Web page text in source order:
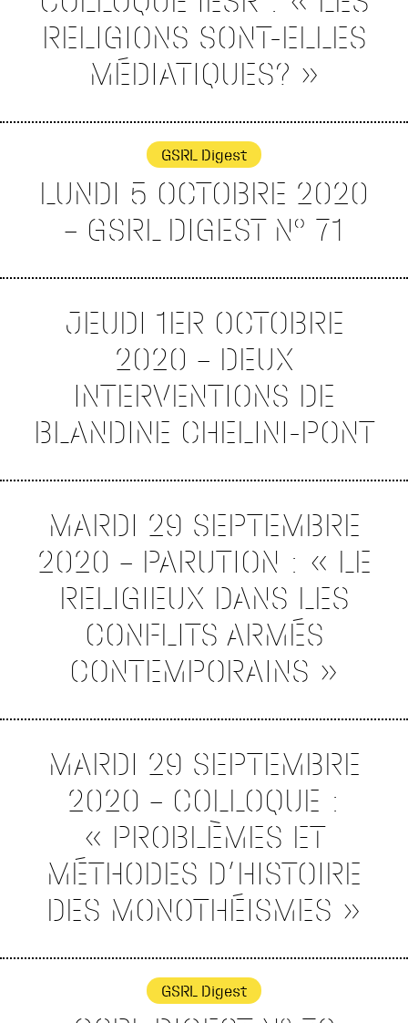
RELIGIONS SONT-ELLES
MÉDIATIQUES? »
GSRL Digest
LUNDI 5 OCTOBRE 2020
– GSRL DIGEST N° 71
JEUDI 1ER OCTOBRE
2020 – DEUX
INTERVENTIONS DE
BLANDINE CHELINI-PONT
MARDI 29 SEPTEMBRE
2020 – PARUTION : « LE
RELIGIEUX DANS LES
CONFLITS ARMÉS
CONTEMPORAINS »
MARDI 29 SEPTEMBRE
2020 – COLLOQUE :
« PROBLÈMES ET
MÉTHODES D’HISTOIRE
DES MONOTHÉISMES »
GSRL Digest